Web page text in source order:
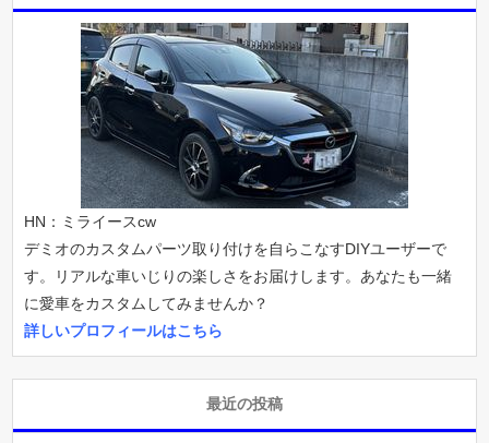
HN：ミライースcw
デミオのカスタムパーツ取り付けを自らこなすDIYユーザーで
す。リアルな車いじりの楽しさをお届けします。あなたも一緒
に愛車をカスタムしてみませんか？
詳しいプロフィールはこちら
最近の投稿